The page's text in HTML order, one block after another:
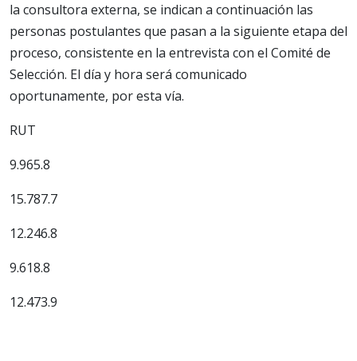
la consultora externa, se indican a continuación las
personas postulantes que pasan a la siguiente etapa del
proceso, consistente en la entrevista con el Comité de
Selección. El día y hora será comunicado
oportunamente, por esta vía.
RUT
9.965.8
15.787.7
12.246.8
9.618.8
12.473.9